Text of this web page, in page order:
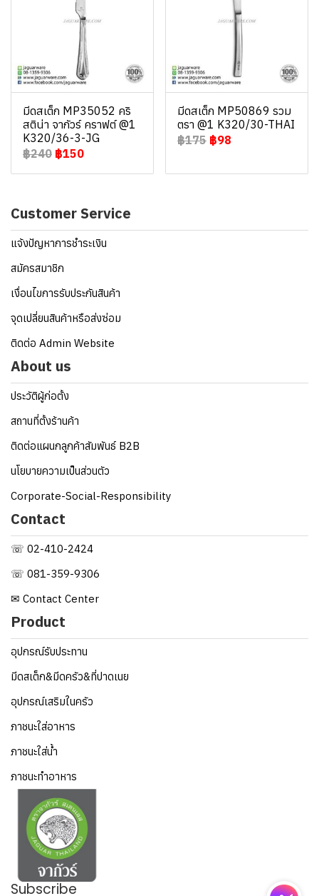
มีดสเต็ก MP35052 คริ
สติน่า จากัวร์ คราฟต์ @1
K320/36-3-JG
฿240 ฿150
มีดสเต็ก MP50869 รวม
ตรา @1 K320/30-THAI
฿175 ฿98
Customer Service
แจ้งปัญหาการชำระเงิน
สมัครสมาชิก
เงื่อนไขการรับประกันสินค้า
จุดเปลี่ยนสินค้าหรือส่งซ่อม
ติดต่อ Admin Website
About us
ประวัติผู้ก่อตั้ง
สถานที่ตั้งร้านค้า
ติดต่อแผนกลูกค้าสัมพันธ์ B2B
นโยบายความเป็นส่วนตัว
Corporate-Social-Responsibility
Contact
☏ 02-410-2424
☏ 081-359-9306
✉ Contact Center
Product
อุปกรณ์รับประทาน
มีดสเต็ก&มีดครัว&ที่ปาดเนย
อุปกรณ์เสริมในครัว
ภาชนะใส่อาหาร
ภาชนะใส่น้ำ
ภาชนะทำอาหาร
Subscribe